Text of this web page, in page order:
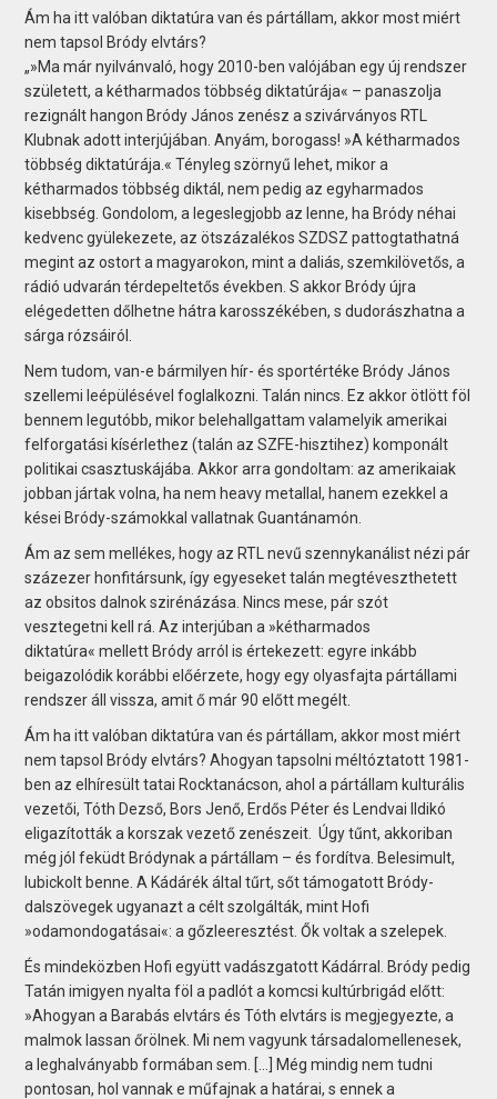
Ám ha itt valóban diktatúra van és pártállam, akkor most miért
nem tapsol Bródy elvtárs?
„»Ma már nyilvánvaló, hogy 2010-ben valójában egy új rendszer
született, a kétharmados többség diktatúrája« – panaszolja
rezignált hangon Bródy János zenész a szivárványos RTL
Klubnak adott interjújában. Anyám, borogass! »A kétharmados
többség diktatúrája.« Tényleg szörnyű lehet, mikor a
kétharmados többség diktál, nem pedig az egyharmados
kisebbség. Gondolom, a legeslegjobb az lenne, ha Bródy néhai
kedvenc gyülekezete, az ötszázalékos SZDSZ pattogtathatná
megint az ostort a magyarokon, mint a daliás, szemkilövetős, a
rádió udvarán térdepeltetős években. S akkor Bródy újra
elégedetten dőlhetne hátra karosszékében, s dudorászhatna a
sárga rózsáiról.
Nem tudom, van-e bármilyen hír- és sportértéke Bródy János
szellemi leépülésével foglalkozni. Talán nincs. Ez akkor ötlött föl
bennem legutóbb, mikor belehallgattam valamelyik amerikai
felforgatási kísérlethez (talán az SZFE-hisztihez) komponált
politikai csasztuskájába. Akkor arra gondoltam: az amerikaiak
jobban jártak volna, ha nem heavy metallal, hanem ezekkel a
kései Bródy-számokkal vallatnak Guantánamón.
Ám az sem mellékes, hogy az RTL nevű szennykanálist nézi pár
százezer honfitársunk, így egyeseket talán megtéveszthetett
az obsitos dalnok szirénázása. Nincs mese, pár szót
vesztegetni kell rá. Az interjúban a »kétharmados
diktatúra« mellett Bródy arról is értekezett: egyre inkább
beigazolódik korábbi előérzete, hogy egy olyasfajta pártállami
rendszer áll vissza, amit ő már 90 előtt megélt.
Ám ha itt valóban diktatúra van és pártállam, akkor most miért
nem tapsol Bródy elvtárs? Ahogyan tapsolni méltóztatott 1981-
ben az elhíresült tatai Rocktanácson, ahol a pártállam kulturális
vezetői, Tóth Dezső, Bors Jenő, Erdős Péter és Lendvai Ildikó
eligazították a korszak vezető zenészeit. Úgy tűnt, akkoriban
még jól feküdt Bródynak a pártállam – és fordítva. Belesimult,
lubickolt benne. A Kádárék által tűrt, sőt támogatott Bródy-
dalszövegek ugyanazt a célt szolgálták, mint Hofi
»odamondogatásai«: a gőzleeresztést. Ők voltak a szelepek.
És mindeközben Hofi együtt vadászgatott Kádárral. Bródy pedig
Tatán imigyen nyalta föl a padlót a komcsi kultúrbrigád előtt:
»Ahogyan a Barabás elvtárs és Tóth elvtárs is megjegyezte, a
malmok lassan őrölnek. Mi nem vagyunk társadalomellenesek,
a leghalványabb formában sem. […] Még mindig nem tudni
pontosan, hol vannak e műfajnak a határai, s ennek a